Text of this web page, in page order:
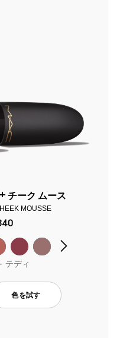
チーク ムース
MOUSSE
テディ
色を試す